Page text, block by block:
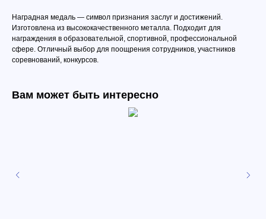
Наградная медаль — символ признания заслуг и достижений.
Изготовлена из высококачественного металла. Подходит для
награждения в образовательной, спортивной, профессиональной
сфере. Отличный выбор для поощрения сотрудников, участников
соревнований, конкурсов.
Вам может быть интересно